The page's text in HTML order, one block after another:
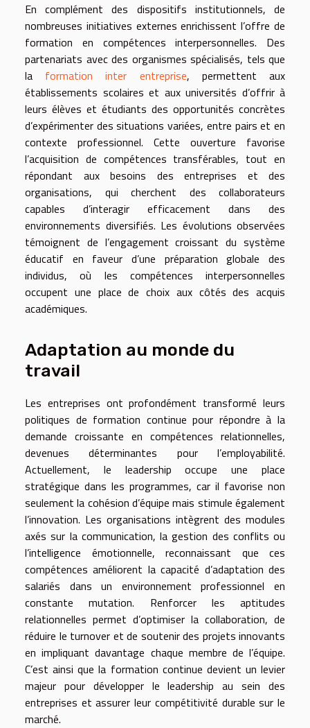
En complément des dispositifs institutionnels, de
nombreuses initiatives externes enrichissent l’offre de
formation en compétences interpersonnelles. Des
partenariats avec des organismes spécialisés, tels que
la formation inter entreprise, permettent aux
établissements scolaires et aux universités d’offrir à
leurs élèves et étudiants des opportunités concrètes
d’expérimenter des situations variées, entre pairs et en
contexte professionnel. Cette ouverture favorise
l’acquisition de compétences transférables, tout en
répondant aux besoins des entreprises et des
organisations, qui cherchent des collaborateurs
capables d’interagir efficacement dans des
environnements diversifiés. Les évolutions observées
témoignent de l’engagement croissant du système
éducatif en faveur d’une préparation globale des
individus, où les compétences interpersonnelles
occupent une place de choix aux côtés des acquis
académiques.
Adaptation au monde du
travail
Les entreprises ont profondément transformé leurs
politiques de formation continue pour répondre à la
demande croissante en compétences relationnelles,
devenues déterminantes pour l’employabilité.
Actuellement, le leadership occupe une place
stratégique dans les programmes, car il favorise non
seulement la cohésion d’équipe mais stimule également
l’innovation. Les organisations intègrent des modules
axés sur la communication, la gestion des conflits ou
l’intelligence émotionnelle, reconnaissant que ces
compétences améliorent la capacité d’adaptation des
salariés dans un environnement professionnel en
constante mutation. Renforcer les aptitudes
relationnelles permet d’optimiser la collaboration, de
réduire le turnover et de soutenir des projets innovants
en impliquant davantage chaque membre de l’équipe.
C’est ainsi que la formation continue devient un levier
majeur pour développer le leadership au sein des
entreprises et assurer leur compétitivité durable sur le
marché.